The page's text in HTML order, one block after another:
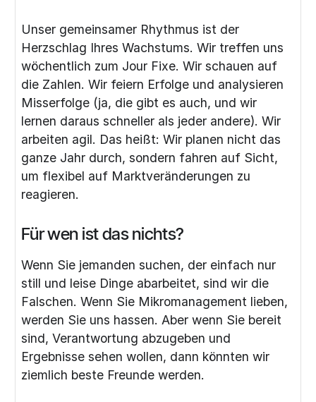
Unser gemeinsamer Rhythmus ist der
Herzschlag Ihres Wachstums. Wir treffen uns
wöchentlich zum Jour Fixe. Wir schauen auf
die Zahlen. Wir feiern Erfolge und analysieren
Misserfolge (ja, die gibt es auch, und wir
lernen daraus schneller als jeder andere). Wir
arbeiten agil. Das heißt: Wir planen nicht das
ganze Jahr durch, sondern fahren auf Sicht,
um flexibel auf Marktveränderungen zu
reagieren.
Für wen ist das nichts?
Wenn Sie jemanden suchen, der einfach nur
still und leise Dinge abarbeitet, sind wir die
Falschen. Wenn Sie Mikromanagement lieben,
werden Sie uns hassen. Aber wenn Sie bereit
sind, Verantwortung abzugeben und
Ergebnisse sehen wollen, dann könnten wir
ziemlich beste Freunde werden.